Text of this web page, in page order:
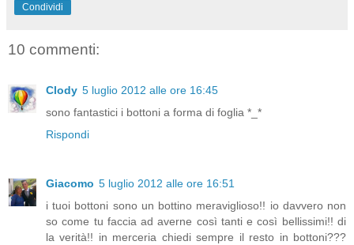
Condividi
10 commenti:
Clody 5 luglio 2012 alle ore 16:45
sono fantastici i bottoni a forma di foglia *_*
Rispondi
Giacomo 5 luglio 2012 alle ore 16:51
i tuoi bottoni sono un bottino meraviglioso!! io davvero non
so come tu faccia ad averne così tanti e così bellissimi!! di
la verità!! in merceria chiedi sempre il resto in bottoni???